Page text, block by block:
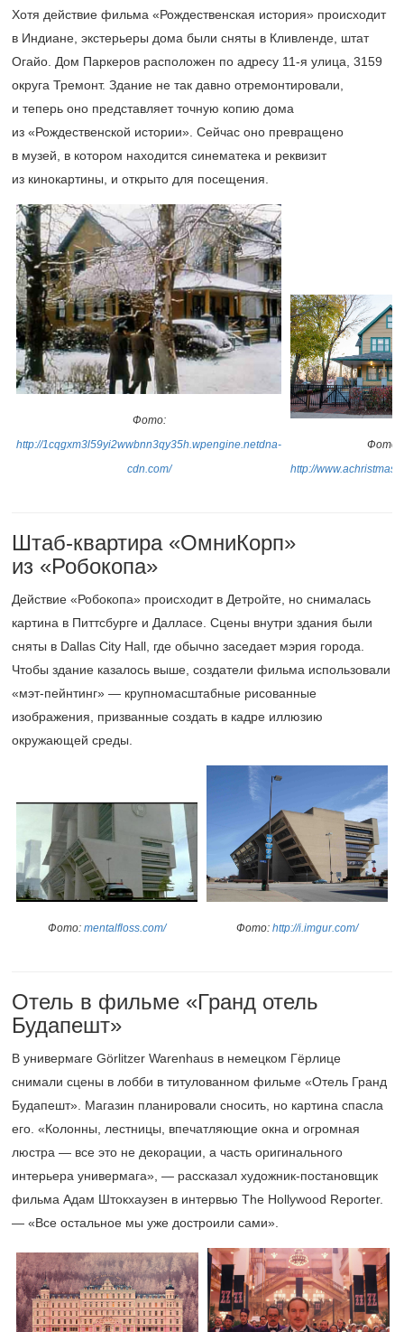
Хотя действие фильма «Рождественская история» происходит
в Индиане, экстерьеры дома были сняты в Кливленде, штат
Огайо. Дом Паркеров расположен по адресу 11-я улица, 3159
округа Тремонт. Здание не так давно отремонтировали,
и теперь оно представляет точную копию дома
из «Рождественской истории». Сейчас оно превращено
в музей, в котором находится синематека и реквизит
из кинокартины, и открыто для посещения.
Фото:
http://1cqgxm3l59yi2wwbnn3qy35h.wpengine.netdna-
cdn.com/
Фото:
http://
Штаб-квартира «ОмниКорп»
из «Робокопа»
Действие «Робокопа» происходит в Детройте, но снималась
картина в Питтсбурге и Далласе. Сцены внутри здания были
сняты в Dallas City Hall, где обычно заседает мэрия города.
Чтобы здание казалось выше, создатели фильма использовали
«мэт-пейнтинг» — крупномасштабные рисованные
изображения, призванные создать в кадре иллюзию
окружающей среды.
Фото: mentalfloss.com/ Фото: http://i.imgur.com/
Отель в фильме «Гранд отель
Будапешт»
В универмаге Görlitzer Warenhaus в немецком Гёрлице
снимали сцены в лобби в титулованном фильме «Отель Гранд
Будапешт». Магазин планировали сносить, но картина спасла
его. «Колонны, лестницы, впечатляющие окна и огромная
люстра — все это не декорации, а часть оригинального
интерьера универмага», — рассказал художник-постановщик
фильма Адам Штокхаузен в интервью The Hollywood Reporter.
— «Все остальное мы уже достроили сами».